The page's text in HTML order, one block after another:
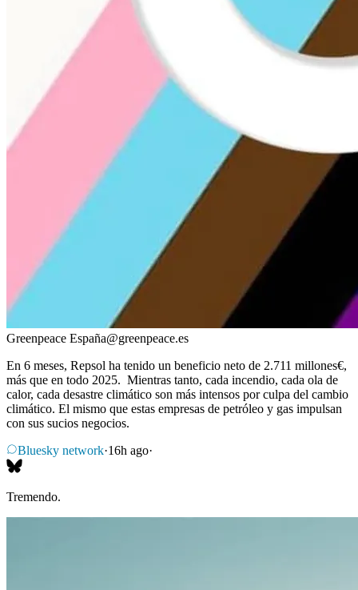
Greenpeace España@greenpeace.es
En 6 meses, Repsol ha tenido un beneficio neto de 2.711 millones€,
más que en todo 2025. Mientras tanto, cada incendio, cada ola de
calor, cada desastre climático son más intensos por culpa del cambio
climático. El mismo que estas empresas de petróleo y gas impulsan
con sus sucios negocios.
Bluesky network·16h ago·
Tremendo.